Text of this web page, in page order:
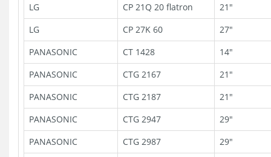
LG
CP 21Q 20 flatron
21"
LG
CP 27K 60
27"
PANASONIC
CT 1428
14"
PANASONIC
CTG 2167
21"
PANASONIC
CTG 2187
21"
PANASONIC
CTG 2947
29"
PANASONIC
CTG 2987
29"